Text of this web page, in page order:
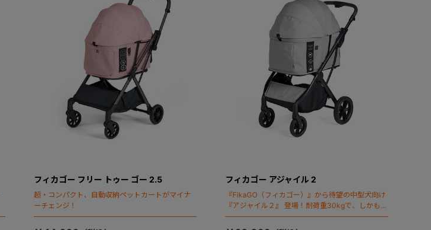
フィカゴー フリー トゥー ゴー 2.5
超・コンパクト、自動収納ペットカートがマイナ
ーチェンジ！
フィカゴー アジャイル 2
『FikaGO（フィカゴー）』から待望の中型犬向け
『アジャイル２』 登場！耐荷重30kgで、しかも1
秒・自動収納機能搭載！！